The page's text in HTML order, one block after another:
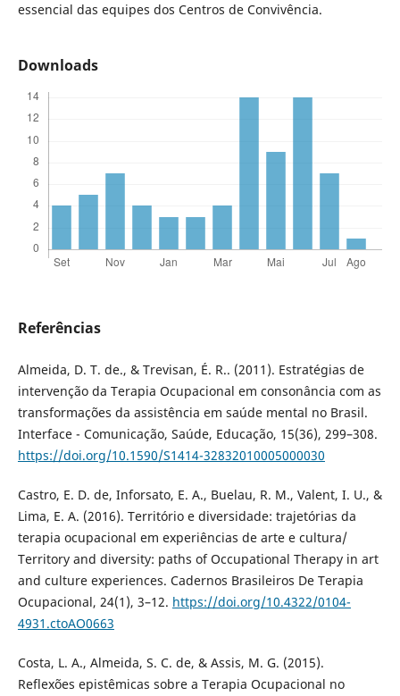
essencial das equipes dos Centros de Convivência.
Downloads
Referências
Almeida, D. T. de., & Trevisan, É. R.. (2011). Estratégias de
intervenção da Terapia Ocupacional em consonância com as
transformações da assistência em saúde mental no Brasil.
Interface - Comunicação, Saúde, Educação, 15(36), 299–308.
https://doi.org/10.1590/S1414-32832010005000030
Castro, E. D. de, Inforsato, E. A., Buelau, R. M., Valent, I. U., &
Lima, E. A. (2016). Território e diversidade: trajetórias da
terapia ocupacional em experiências de arte e cultura/
Territory and diversity: paths of Occupational Therapy in art
and culture experiences. Cadernos Brasileiros De Terapia
Ocupacional, 24(1), 3–12. https://doi.org/10.4322/0104-
4931.ctoAO0663
Costa, L. A., Almeida, S. C. de, & Assis, M. G. (2015).
Reflexões epistêmicas sobre a Terapia Ocupacional no